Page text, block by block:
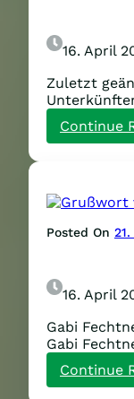
16. April
Zuletzt
Continue
Posted On
16. April
Gabi
Gabi
Continue